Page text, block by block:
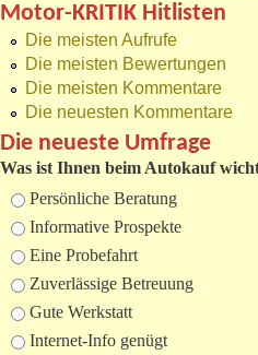
Motor-KRITIK Hitlisten
Die meisten Aufrufe
Die meisten Bewertungen
Die meisten Kommentare
Die neuesten Kommentare
Die neueste Umfrage
Was ist Ihnen beim Autokauf
Auswahlmöglichkeiten
Persönliche Beratung
Informative Prospekte
Eine Probefahrt
Zuverlässige Betreuung
Gute Werkstatt
Internet-Info genügt